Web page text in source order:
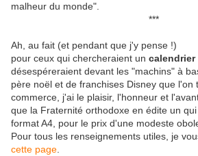
malheur du monde".
***
Ah, au fait (et pendant que j'y pense !)
pour ceux qui chercheraient un calendrier
désespéreraient devant les "machins" à
père noël et de franchises Disney que l'on
commerce, j'ai le plaisir, l'honneur et
que la Fraternité orthodoxe en édite un
format A4, pour le prix d'une modeste
Pour tous les renseignements utiles, je
cette page